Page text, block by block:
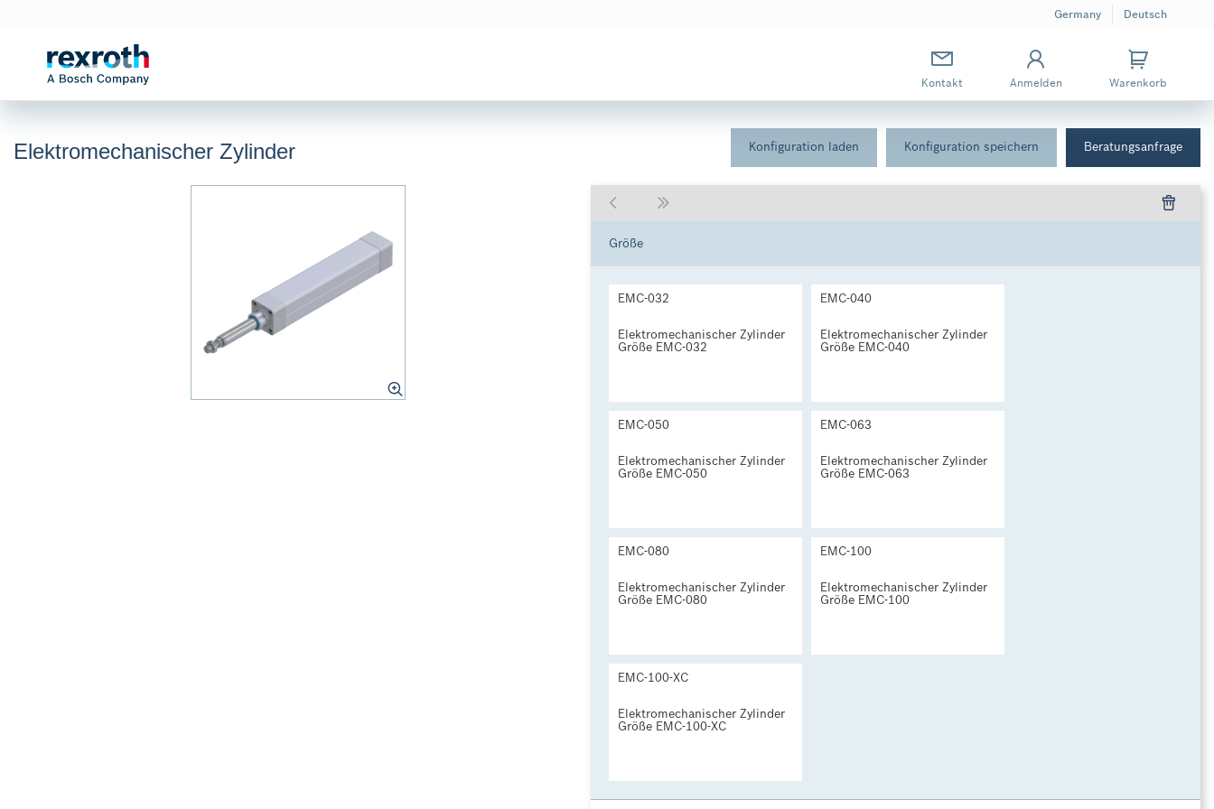
Germany Deutsch
Kontakt Anmelden Warenkorb
Elektromechanischer Zylinder Konfiguration laden Konfiguration speichern Beratungsanfrage
Größe
EMC-032
Elektromechanischer Zylinder
Größe EMC-032
EMC-040
Elektromechanischer Zylinder
Größe EMC-040
EMC-050
Elektromechanischer Zylinder
Größe EMC-050
EMC-063
Elektromechanischer Zylinder
Größe EMC-063
EMC-080
Elektromechanischer Zylinder
Größe EMC-080
EMC-100
Elektromechanischer Zylinder
Größe EMC-100
EMC-100-XC
Elektromechanischer Zylinder
Größe EMC-100-XC